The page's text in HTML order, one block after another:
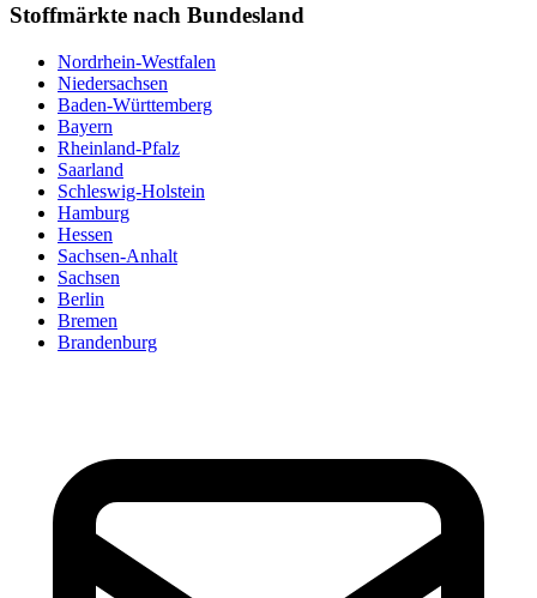
Stoffmärkte nach Bundesland
Nordrhein-Westfalen
Niedersachsen
Baden-Württemberg
Bayern
Rheinland-Pfalz
Saarland
Schleswig-Holstein
Hamburg
Hessen
Sachsen-Anhalt
Sachsen
Berlin
Bremen
Brandenburg